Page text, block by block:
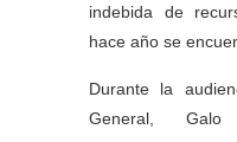
indebida de
hace año se
Durante la
General, Galo